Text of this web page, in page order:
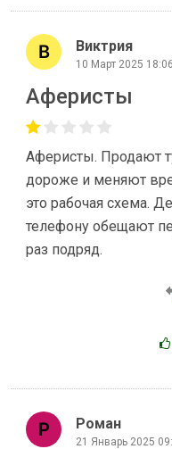
Виктрия
10 Март 2025 18:06
Аферисты
Аферисты. Продают
дороже и меняют
это рабочая схема.
телефону обещают
раз подряд.
Роман
21 Январь 2025